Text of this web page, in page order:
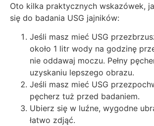
Oto kilka praktycznych wskazówek,
się do badania USG jajników:
Jeśli masz mieć USG
około 1 litr wody na godzinę
nie oddawaj moczu. Pełny
uzyskaniu lepszego obrazu.
Jeśli masz mieć USG
pęcherz tuż przed badaniem.
Ubierz się w luźne, wygodne
łatwo zdjąć.